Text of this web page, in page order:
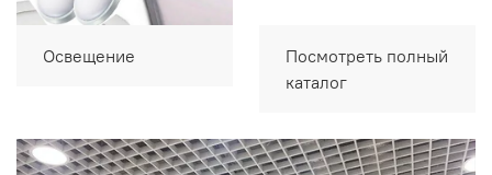
Освещение
Посмотреть полный
каталог